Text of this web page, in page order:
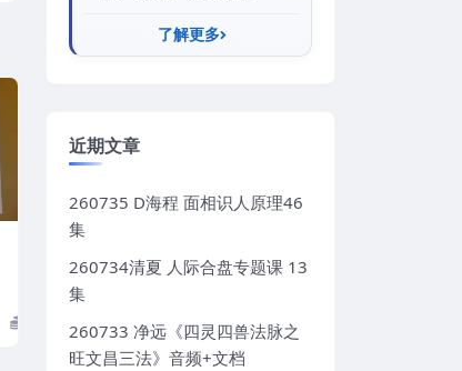
了解更多
近期文章
260735 D海程 面相识人原理46
集
260734清夏 人际合盘专题课 13
集
260733 净远《四灵四兽法脉之
旺文昌三法》音频+文档